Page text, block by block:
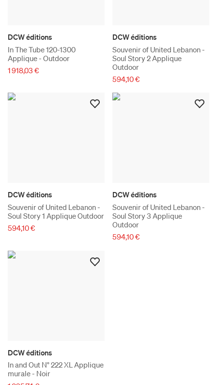
DCW éditions
In The Tube 120-1300
Applique - Outdoor
1 918,03 €
DCW éditions
Souvenir of United Lebanon -
Soul Story 2 Applique
Outdoor
594,10 €
DCW éditions
Souvenir of United Lebanon -
Soul Story 1 Applique Outdoor
594,10 €
DCW éditions
Souvenir of United Lebanon -
Soul Story 3 Applique
Outdoor
594,10 €
DCW éditions
In and Out N° 222 XL Applique
murale - Noir